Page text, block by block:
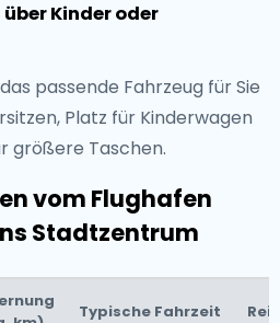
Kinder oder
passende Fahrzeug für Sie
Platz für Kinderwagen
größere Taschen.
vom Flughafen
Stadtzentrum
Typische Fahrzeit